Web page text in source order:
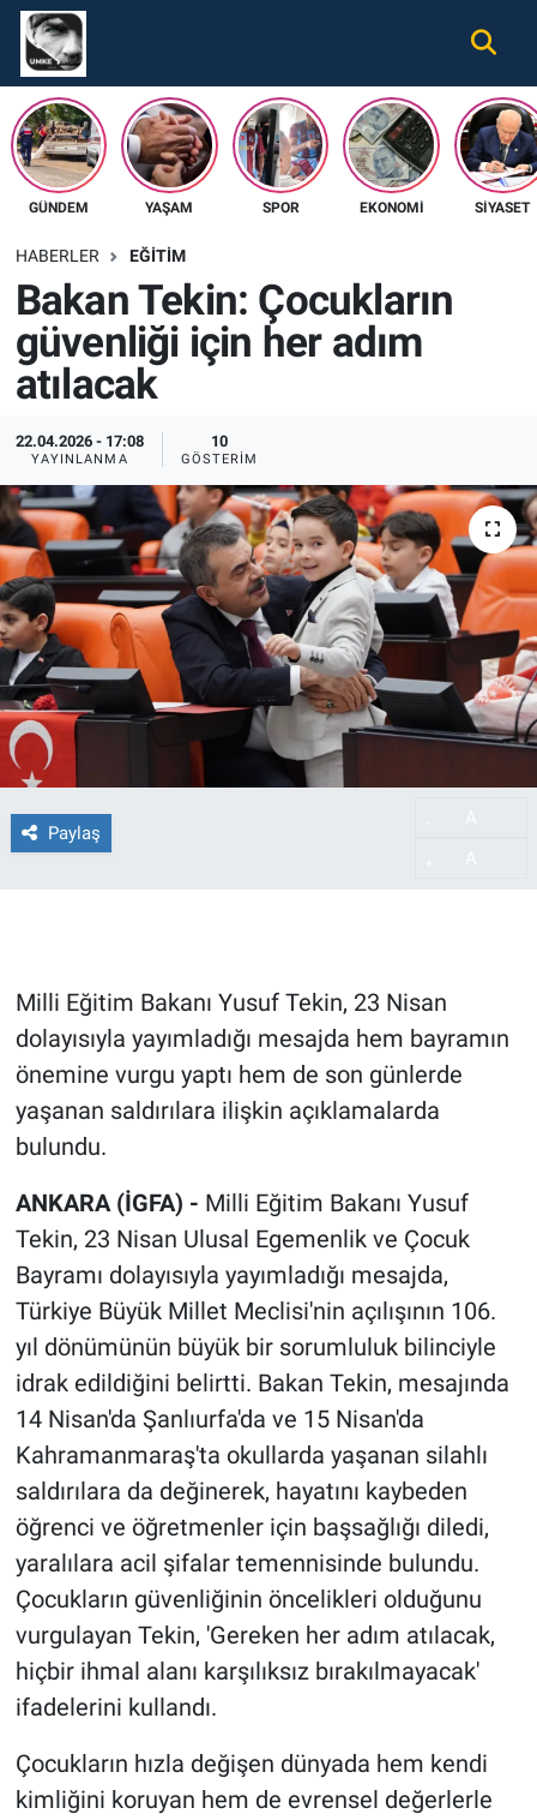
GÜNDEM YAŞAM SPOR EKONOMI SIYASET
HABERLER EĞITIM
Bakan Tekin: Çocukların
güvenliği için her adım
atılacak
22.04.2026 - 17:08
YAYINLANMA
10
GÖSTERIM
Paylaş
Milli Eğitim Bakanı Yusuf Tekin, 23 Nisan
dolayısıyla yayımladığı mesajda hem bayramın
önemine vurgu yaptı hem de son günlerde
yaşanan saldırılara ilişkin açıklamalarda
bulundu.
ANKARA (İGFA) - Milli Eğitim Bakanı Yusuf
Tekin, 23 Nisan Ulusal Egemenlik ve Çocuk
Bayramı dolayısıyla yayımladığı mesajda,
Türkiye Büyük Millet Meclisi'nin açılışının 106.
yıl dönümünün büyük bir sorumluluk bilinciyle
idrak edildiğini belirtti. Bakan Tekin, mesajında
14 Nisan'da Şanlıurfa'da ve 15 Nisan'da
Kahramanmaraş'ta okullarda yaşanan silahlı
saldırılara da değinerek, hayatını kaybeden
öğrenci ve öğretmenler için başsağlığı diledi,
yaralılara acil şifalar temennisinde bulundu.
Çocukların güvenliğinin öncelikleri olduğunu
vurgulayan Tekin, 'Gereken her adım atılacak,
hiçbir ihmal alanı karşılıksız bırakılmayacak'
ifadelerini kullandı.
Çocukların hızla değişen dünyada hem kendi
kimliğini koruyan hem de evrensel değerlerle
Gündem
Ekonomi
Spor
Tüm Haberler
İletişim
Künye
Nöbetçi Eczaneler
Hava Durumu
Namaz Vakitleri
Süper Lig Puan Durumu ve Fikstür
Tüm Manşetler
Son Dakika Haberleri
Haber Arşivi